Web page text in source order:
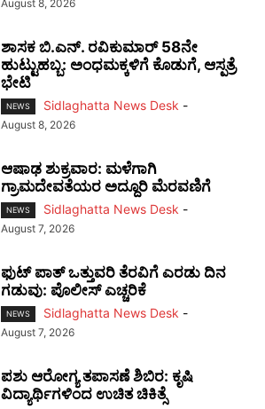
August 8, 2026
ಶಾಸಕ ಬಿ.ಎನ್. ರವಿಕುಮಾರ್ 58ನೇ
ಹುಟ್ಟುಹಬ್ಬ: ಅಂಧಮಕ್ಕಳಿಗೆ ಕೊಡುಗೆ, ಆಸ್ಪತ್ರೆ
ಭೇಟಿ
NEWS Sidlaghatta News Desk -
August 8, 2026
ಆಷಾಢ ಶುಕ್ರವಾರ: ಮಳೆಗಾಗಿ
ಗ್ರಾಮದೇವತೆಯರ ಅದ್ದೂರಿ ಮೆರವಣಿಗೆ
NEWS Sidlaghatta News Desk -
August 7, 2026
ಫುಟ್‌ ಪಾತ್ ಒತ್ತುವರಿ ತೆರವಿಗೆ ಎರಡು ದಿನ
ಗಡುವು: ಪೊಲೀಸ್ ಎಚ್ಚರಿಕೆ
NEWS Sidlaghatta News Desk -
August 7, 2026
ಪಶು ಆರೋಗ್ಯ ತಪಾಸಣೆ ಶಿಬಿರ: ಕೃಷಿ
ವಿದ್ಯಾರ್ಥಿಗಳಿಂದ ಉಚಿತ ಚಿಕಿತ್ಸೆ